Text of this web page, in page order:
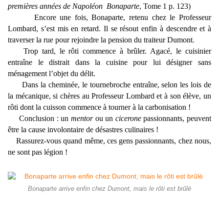
premières années de Napoléon Bonaparte, Tome 1 p. 123)
Encore une fois, Bonaparte, retenu chez le Professeur
Lombard, s’est mis en retard. Il se résout enfin à descendre et à
traverser la rue pour rejoindre la pension du traiteur Dumont.
Trop tard, le rôti commence à brûler. Agacé, le cuisinier
entraîne le distrait dans la cuisine pour lui désigner sans
ménagement l’objet du délit.
Dans la cheminée, le tournebroche entraîne, selon les lois de
la mécanique, si chères au Professeur Lombard et à son élève, un
rôti dont la cuisson commence à tourner à la carbonisation !
Conclusion : un mentorou un ciceronepassionnants, peuvent
être la cause involontaire de désastres culinaires !
Rassurez-vous quand même, ces gens passionnants, chez nous,
ne sont pas légion !
Bonaparte arrive enfin chez Dumont, mais le rôti est brûlé